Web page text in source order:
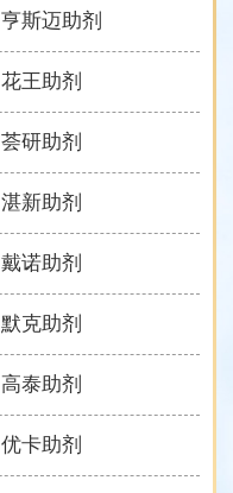
亨斯迈助剂
花王助剂
荟研助剂
湛新助剂
戴诺助剂
默克助剂
高泰助剂
优卡助剂